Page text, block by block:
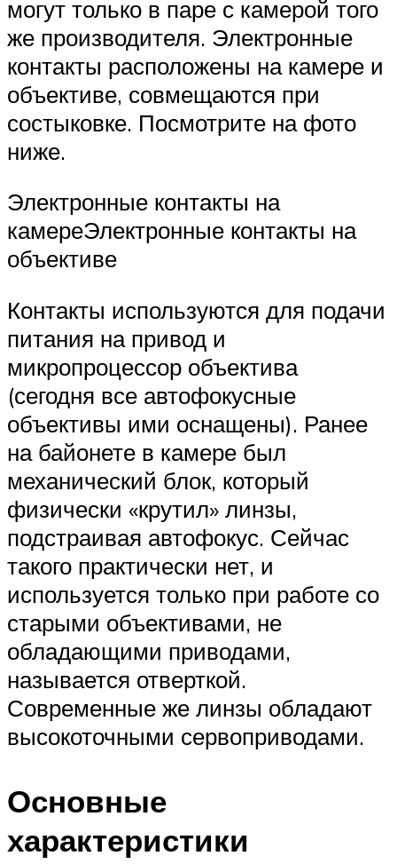
могут только в паре с камерой того
же производителя. Электронные
контакты расположены на камере и
объективе, совмещаются при
состыковке. Посмотрите на фото
ниже.
Электронные контакты на
камереЭлектронные контакты на
объективе
Контакты используются для подачи
питания на привод и
микропроцессор объектива
(сегодня все автофокусные
объективы ими оснащены). Ранее
на байонете в камере был
механический блок, который
физически «крутил» линзы,
подстраивая автофокус. Сейчас
такого практически нет, и
используется только при работе со
старыми объективами, не
обладающими приводами,
называется отверткой.
Современные же линзы обладают
высокоточными сервоприводами.
Основные
характеристики